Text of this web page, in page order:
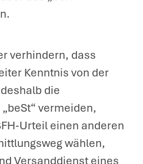
verhindern, dass
Kenntnis von der
die
vermeiden,
Urteil einen anderen
wählen,
Versanddienst eines